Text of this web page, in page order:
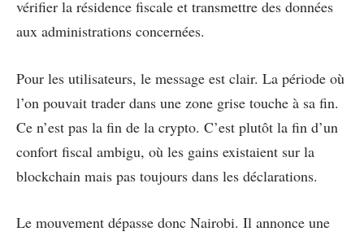
vérifier la résidence fiscale et transmettre des données
aux administrations concernées.
Pour les utilisateurs, le message est clair. La période où
l’on pouvait trader dans une zone grise touche à sa fin.
Ce n’est pas la fin de la crypto. C’est plutôt la fin d’un
confort fiscal ambigu, où les gains existaient sur la
blockchain mais pas toujours dans les déclarations.
Le mouvement dépasse donc Nairobi. Il annonce une